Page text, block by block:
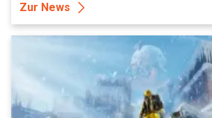
Zur News